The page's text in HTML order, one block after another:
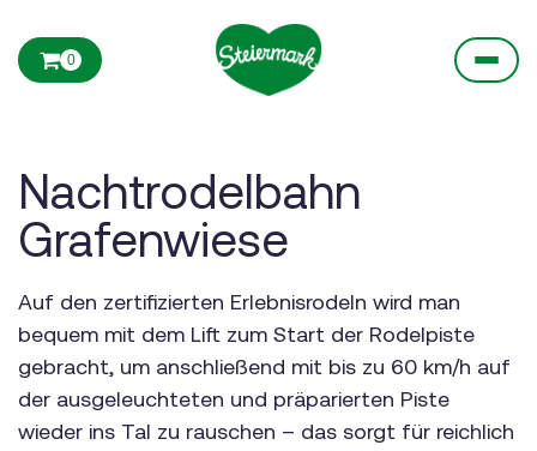
0
Nachtrodelbahn
Grafenwiese
Auf den zertifizierten Erlebnisrodeln wird man
bequem mit dem Lift zum Start der Rodelpiste
gebracht, um anschließend mit bis zu 60 km/h auf
der ausgeleuchteten und präparierten Piste
wieder ins Tal zu rauschen – das sorgt für reichlich